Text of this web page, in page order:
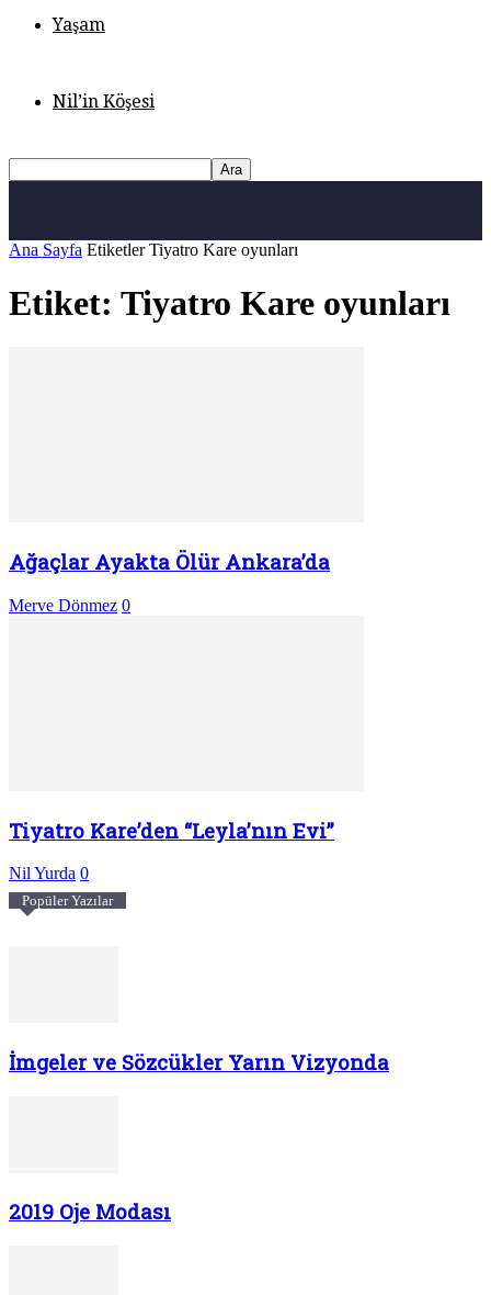
Yaşam
Nil’in Köşesi
Ana Sayfa Etiketler Tiyatro Kare oyunları
Etiket: Tiyatro Kare oyunları
Ağaçlar Ayakta Ölür Ankara’da
Merve Dönmez 0
Tiyatro Kare’den “Leyla’nın Evi”
Nil Yurda 0
Popüler Yazılar
İmgeler ve Sözcükler Yarın Vizyonda
2019 Oje Modası